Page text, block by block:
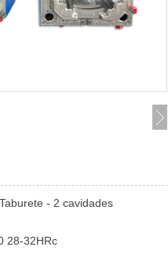
- 2 cavidades
28-32HRc